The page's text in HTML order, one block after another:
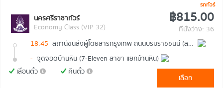
รถทัวร์
นครศรีราชาทัวร์
Economy Class (VIP 32)
฿815.00
ที่นั่งว่าง: 36
18:45
สถานีขนส่งผู้โดยสารกรุงเทพ ถนนบรมราชชนนี (สายใต้ใหม่)
- จุดจอดบ้านหิน (7-Eleven สาขา แยกบ้านหิน)
เลื่อนตั๋ว
คืนตั๋ว
เลือก